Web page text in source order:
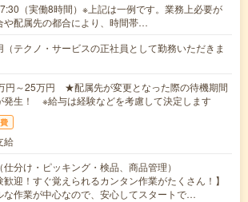
（実働8時間）※上記は一例です。業務上必要が
や配属先の都合により、時間帯…
（テクノ・サービスの正社員として勤務いただきま
円～25万円 ★配属先が変更となった際の待機期間
発生！ ※給与は経験などを考慮して決定します
給
仕分け・ピッキング・検品、商品管理）
歓迎！すぐ覚えられるカンタン作業がたくさん！】
な作業が中心なので、安心してスタートで…